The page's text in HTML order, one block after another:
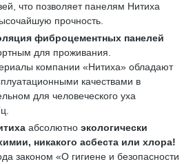
что позволяет панелям Нитиха
прочность.
фиброцементных панелей
для проживания.
компании «Нитиха» обладают
качествами в
для человеческого уха
абсолютно экологически
никакого асбеста или хлора!
законом «О гигиене и безопасности